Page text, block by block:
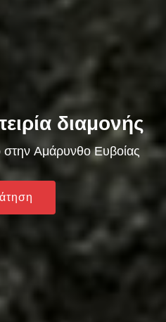
διαμονής
στην Αμάρυνθο Ευβοίας